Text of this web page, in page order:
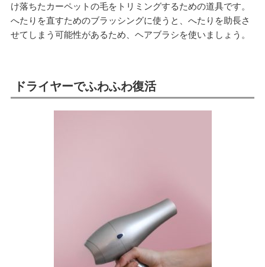
け落ちたカーペットの毛をトリミングするための道具です。
へたりを直すためのブラッシングに使うと、へたりを助長さ
せてしまう可能性があるため、ヘアブラシを使いましょう。
ドライヤーでふわふわ復活